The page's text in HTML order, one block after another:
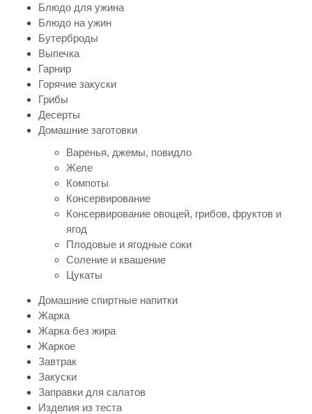
Блюдо для ужина
Блюдо на ужин
Бутерброды
Выпечка
Гарнир
Горячие закуски
Грибы
Десерты
Домашние заготовки
Варенья, джемы, повидло
Желе
Компоты
Консервирование
Консервирование овощей, грибов, фруктов и
ягод
Плодовые и ягодные соки
Соление и квашение
Цукаты
Домашние спиртные напитки
Жарка
Жарка без жира
Жаркое
Завтрак
Закуски
Заправки для салатов
Изделия из теста